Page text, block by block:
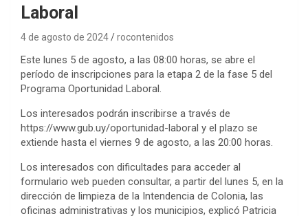
Laboral
4 de agosto de 2024 rocontenidos
Este lunes 5 de agosto, a las 08:00 horas, se abre el
período de inscripciones para la etapa 2 de la fase 5 del
Programa Oportunidad Laboral.
Los interesados podrán inscribirse a través de
https://www.gub.uy/oportunidad-laboral y el plazo se
extiende hasta el viernes 9 de agosto, a las 20:00 horas.
Los interesados con dificultades para acceder al
formulario web pueden consultar, a partir del lunes 5, en la
dirección de limpieza de la Intendencia de Colonia, las
oficinas administrativas y los municipios, explicó Patricia